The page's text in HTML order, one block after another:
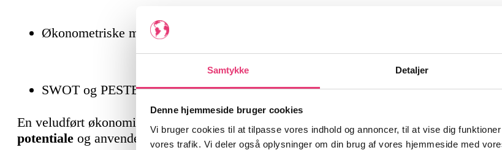
Samtykke Detaljer
Denne hjemmeside bruger cookies
Vi bruger cookies til at tilpasse vores indhold og annoncer, til at vise dig
vores trafik. Vi deler også oplysninger om din brug af vores hjemmeside med
Økonometriske modeller
SWOT og PESTEL
En veludført økonomisk analyse giver beslutningstagere indsigt i
risici, effektivitet og
potentiale og anvendes bredt i alt fra finansverdenen til det offentlige og NGO’er.